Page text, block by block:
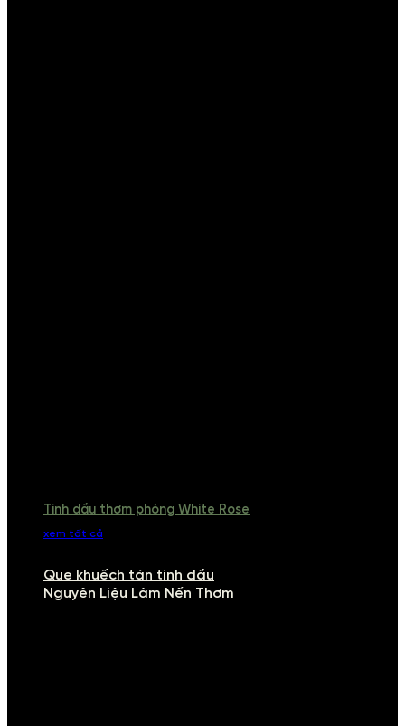
Tinh dầu thơm phòng White Rose
xem tất cả
Que khuếch tán tinh dầu
Nguyên Liệu Làm Nến Thơm